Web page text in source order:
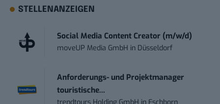
STELLENANZEIGEN
Social Media Content Creator (m/w/d)
moveUP Media GmbH in Düsseldorf
Anforderungs- und Projektmanager
touristische...